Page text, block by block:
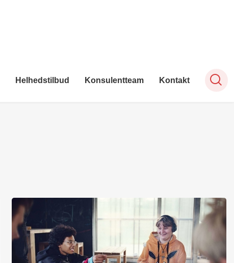
Helhedstilbud Konsulentteam Kontakt